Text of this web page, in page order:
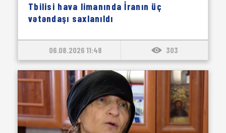
Tbilisi hava limanında İranın üç
vətəndaşı saxlanıldı
06.08.2026 11:48 303